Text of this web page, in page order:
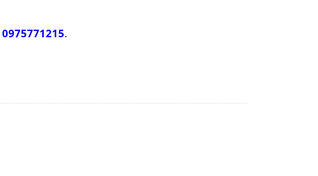
0975771215.